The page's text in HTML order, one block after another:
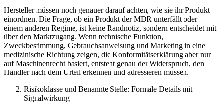
Hersteller müssen noch genauer darauf achten, wie sie ihr Produkt
einordnen. Die Frage, ob ein Produkt der MDR unterfällt oder
einem anderen Regime, ist keine Randnotiz, sondern entscheidet mit
über den Marktzugang. Wenn technische Funktion,
Zweckbestimmung, Gebrauchsanweisung und Marketing in eine
medizinische Richtung zeigen, die Konformitätserklärung aber nur
auf Maschinenrecht basiert, entsteht genau der Widerspruch, den
Händler nach dem Urteil erkennen und adressieren müssen.
Risikoklasse und Benannte Stelle: Formale Details mit
Signalwirkung